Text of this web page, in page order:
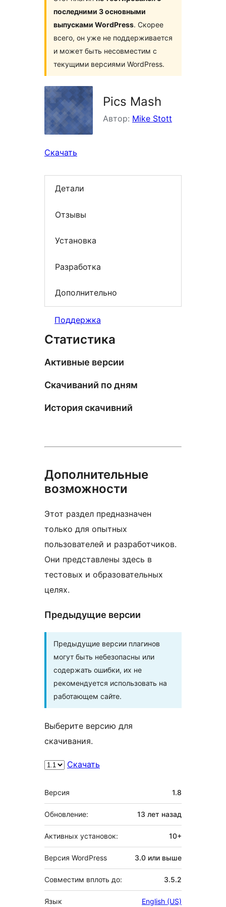
последними 3 основными
выпусками WordPress. Скорее
всего, он уже не поддерживается
и может быть несовместим с
текущими версиями WordPress.
Pics Mash
Автор: Mike Stott
Скачать
Детали
Отзывы
Установка
Разработка
Дополнительно
Поддержка
Статистика
Активные версии
Скачиваний по дням
История скачивний
Дополнительные
возможности
Этот раздел предназначен
только для опытных
пользователей и разработчиков.
Они представлены здесь в
тестовых и образовательных
целях.
Предыдущие версии
Предыдущие версии плагинов
могут быть небезопасны или
содержать ошибки, их не
рекомендуется использовать на
работающем сайте.
Выберите версию для
скачивания.
Скачать
Мета
Версия 1.8
Обновление: 13 лет назад
Активных установок: 10+
Версия WordPress 3.0 или выше
Совместим вплоть до: 3.5.2
Язык English (US)